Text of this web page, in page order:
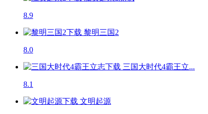
8.9
黎明三国2
8.0
三国大时代4霸王立...
8.1
文明起源